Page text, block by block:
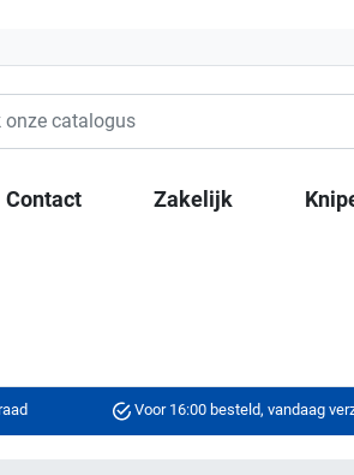
Contact Zakelijk
Voor 16:00 besteld, vandaag